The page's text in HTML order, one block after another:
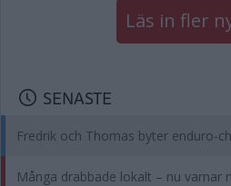
Läs in fler
SENASTE
Fredrik och Thomas byter enduro-
Många drabbade lokalt – nu varnar